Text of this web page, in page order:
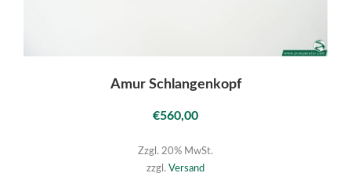
Amur Schlangenkopf
€560,00
Zzgl. 20% MwSt.
zzgl. Versand